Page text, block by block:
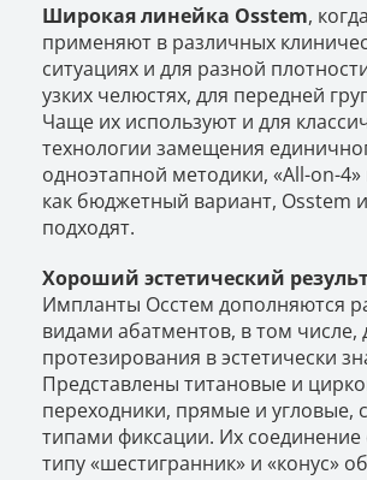
Широкая линейка Osstem,
применяют в различных
ситуациях и для разной
узких челюстях, для передней
Чаще их используют и для
технологии замещения
одноэтапной методики, «Аll-on-4»
как бюджетный вариант, Osstem
подходят.
Хороший эстетический
Импланты Осстем дополняются
видами абатментов, в том числе,
протезирования в эстетически
Представлены титановые и
переходники, прямые и угловые,
типами фиксации. Их соединение
типу «шестигранник» и «конус»